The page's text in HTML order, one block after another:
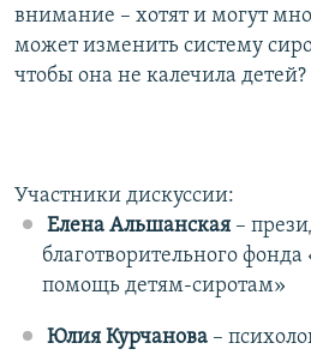
внимание – хотят и могут
может изменить систему
чтобы она не калечила детей?
Участники дискуссии:
Елена Альшанская–
благотворительного
помощь детям-сиротам»
Юлия Курчанова–